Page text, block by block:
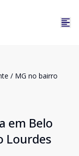
/ MG no bairro
em Belo
Lourdes